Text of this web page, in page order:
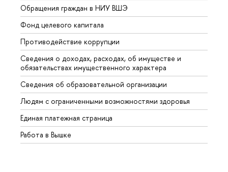
Обращения граждан в НИУ ВШЭ
Фонд целевого капитала
Противодействие коррупции
Сведения о доходах, расходах, об имуществе и
обязательствах имущественного характера
Сведения об образовательной организации
Людям с ограниченными возможностями здоровья
Единая платежная страница
Работа в Вышке